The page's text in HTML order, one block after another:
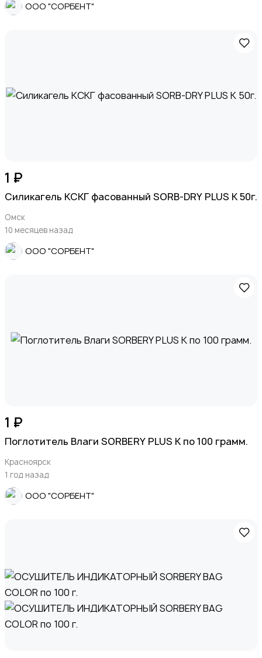
ООО "СОРБЕНТ"
1 ₽
Силикагель КСКГ фасованный SORB-DRY PLUS K 50г.
Омск
10 месяцев назад
ООО "СОРБЕНТ"
1 ₽
Поглотитель Влаги SORBERY PLUS K по 100 грамм.
Красноярск
1 год назад
ООО "СОРБЕНТ"